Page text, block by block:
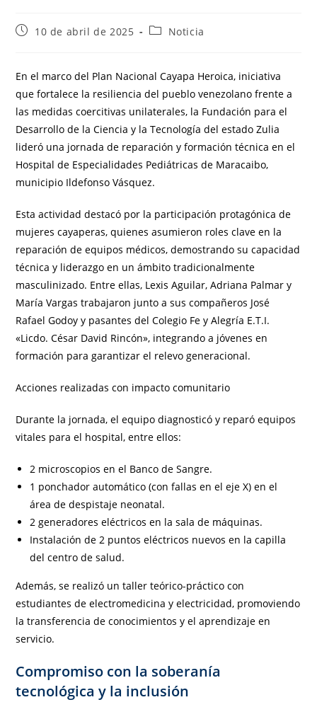
10 de abril de 2025 Noticia
En el marco del Plan Nacional Cayapa Heroica, iniciativa
que fortalece la resiliencia del pueblo venezolano frente a
las medidas coercitivas unilaterales, la Fundación para el
Desarrollo de la Ciencia y la Tecnología del estado Zulia
lideró una jornada de reparación y formación técnica en el
Hospital de Especialidades Pediátricas de Maracaibo,
municipio Ildefonso Vásquez.
Esta actividad destacó por la participación protagónica de
mujeres cayaperas, quienes asumieron roles clave en la
reparación de equipos médicos, demostrando su capacidad
técnica y liderazgo en un ámbito tradicionalmente
masculinizado. Entre ellas, Lexis Aguilar, Adriana Palmar y
María Vargas trabajaron junto a sus compañeros José
Rafael Godoy y pasantes del Colegio Fe y Alegría E.T.I.
«Licdo. César David Rincón», integrando a jóvenes en
formación para garantizar el relevo generacional.
Acciones realizadas con impacto comunitario
Durante la jornada, el equipo diagnosticó y reparó equipos
vitales para el hospital, entre ellos:
2 microscopios en el Banco de Sangre.
1 ponchador automático (con fallas en el eje X) en el
área de despistaje neonatal.
2 generadores eléctricos en la sala de máquinas.
Instalación de 2 puntos eléctricos nuevos en la capilla
del centro de salud.
Además, se realizó un taller teórico-práctico con
estudiantes de electromedicina y electricidad, promoviendo
la transferencia de conocimientos y el aprendizaje en
servicio.
Compromiso con la soberanía
tecnológica y la inclusión